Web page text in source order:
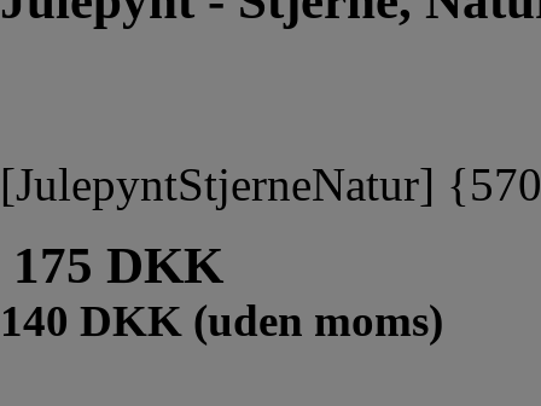
[JulepyntStjerneNatur]
175 DKK
140 DKK (uden moms)